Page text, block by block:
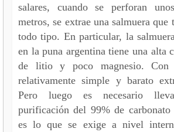
salares, cuando se perforan
metros, se extrae una salmuera que
todo tipo. En particular, la
en la puna argentina tiene una alta
de litio y poco magnesio.
relativamente simple y barato
Pero luego es necesario
purificación del 99% de
es lo que se exige a nivel